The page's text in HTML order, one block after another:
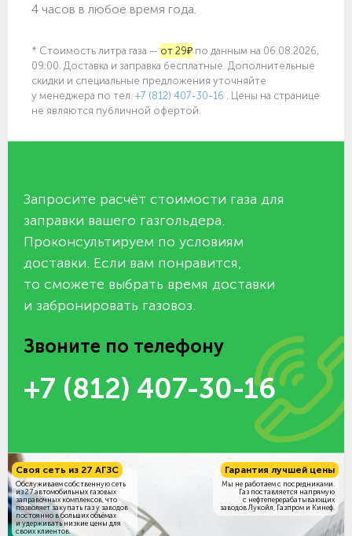
4 часов в любое время года.
* Стоимость литра газа — от 29₽ по данным на 06.08.2026,
09:00. Доставка и заправка бесплатные. Дополнительные
скидки и специальные предложения уточняйте
у менеджера по тел. +7 (812) 407-30-16 . Цены на странице
не являются публичной офертой.
Запросите расчёт стоимости газа для
заправки вашего газгольдера.
Проконсультируем по условиям
доставки. Если вам понравится,
то сможете выбрать время доставки
и забронировать газовоз.
Звоните по телефону
+7 (812) 407-30-16
Своя сеть из 27 АГЗС
Обслуживаем собственную сеть
из 27 автомобильных газовых
заправочных комплексов, что
позволяет закупать газ у заводов
постоянно в больших объёмах
и удерживать низкие цены для
своих клиентов.
Гарантия лучшей цены
Мы не работаем с посредниками.
Газ поставляется напрямую
с нефтеперерабатывающих
заводов Лукойл, Газпром и Кинеф.